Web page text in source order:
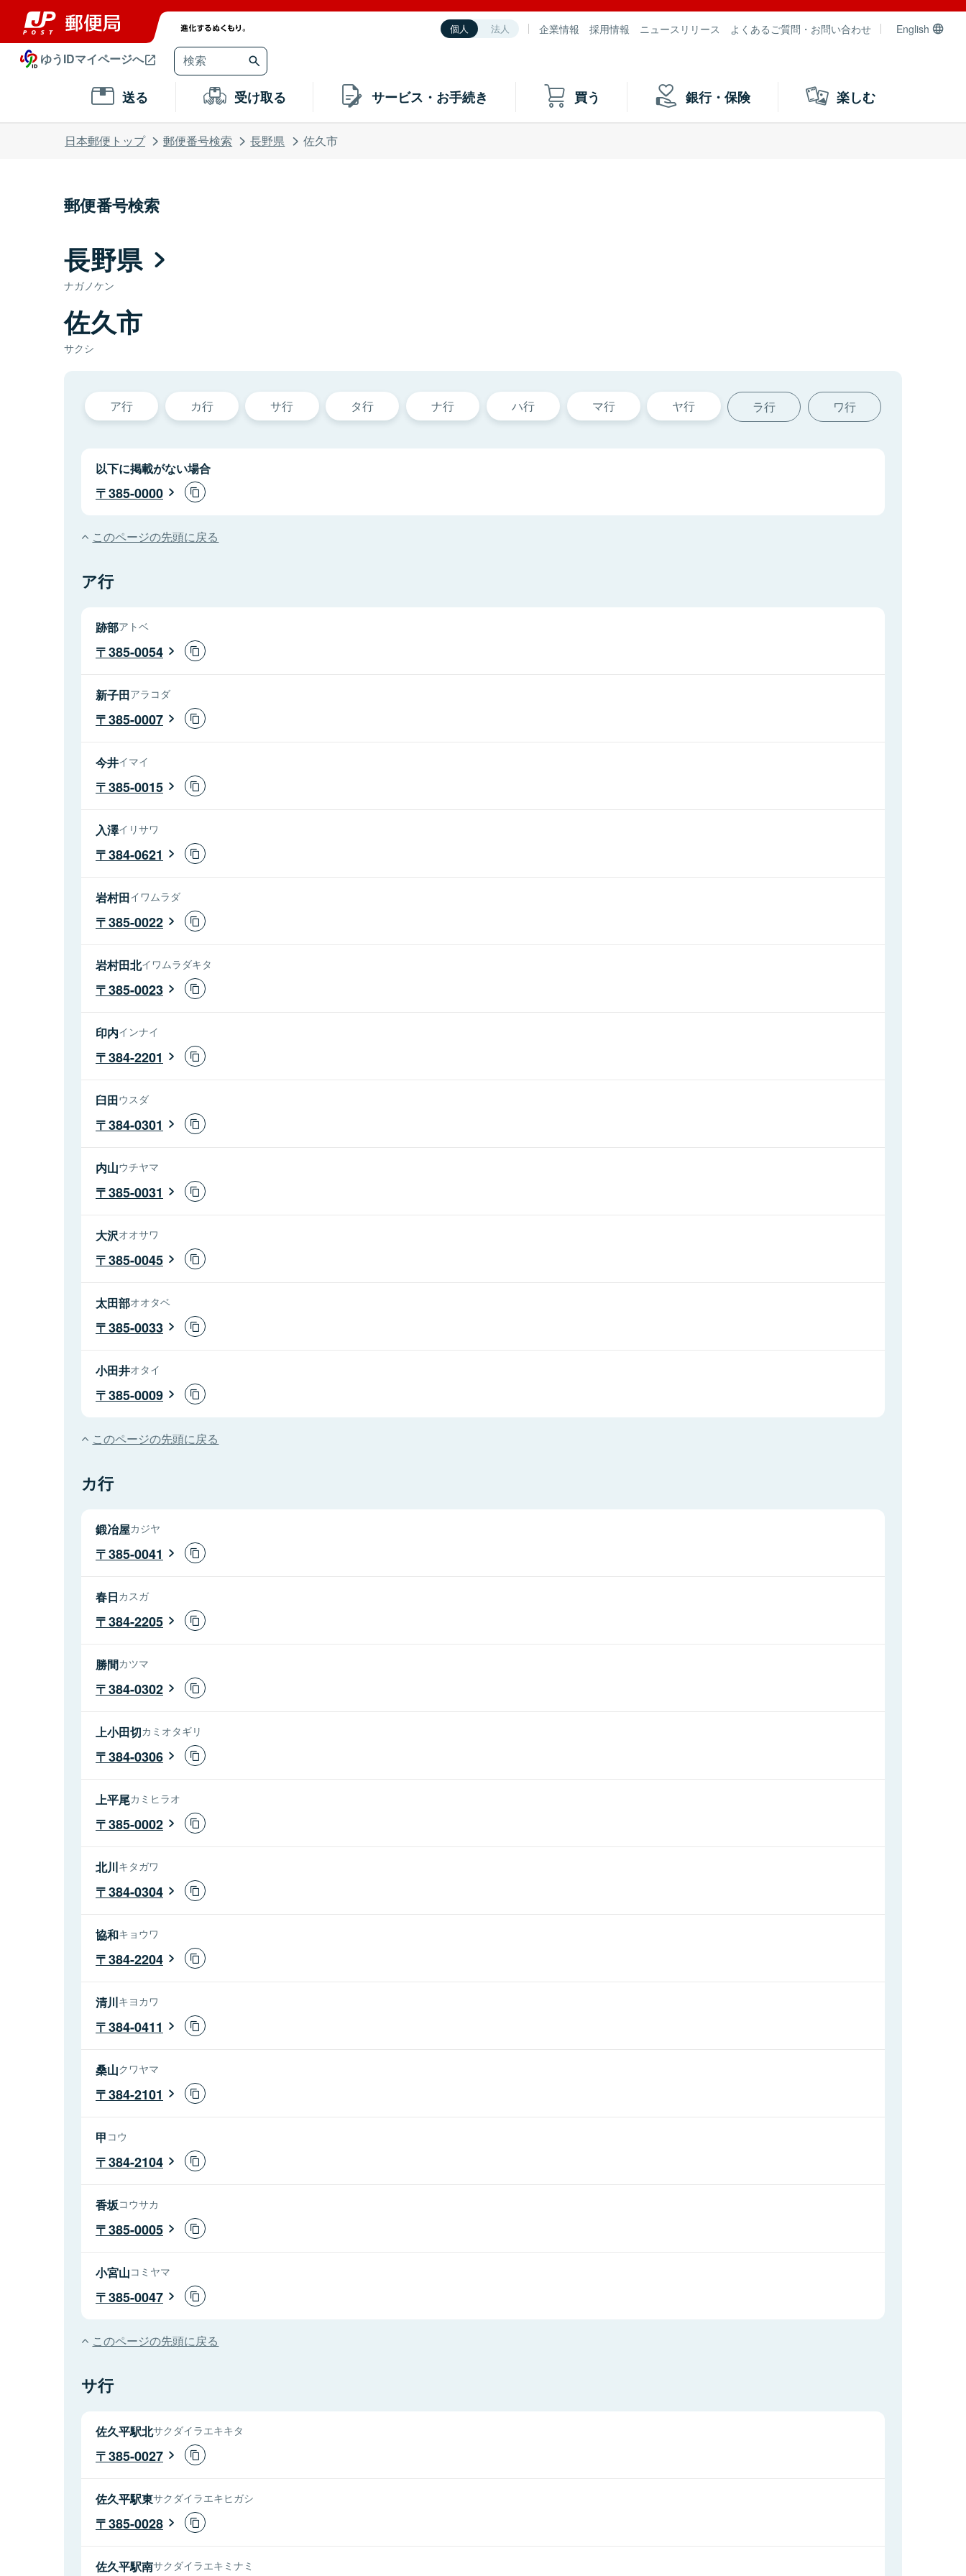
個人 法人 企業情報 採用情報 ニュースリリース よくあるご質問・お問い合わせ English
ゆうIDマイページへ
送る 受け取る サービス・お手続き 買う 銀行・保険 楽しむ
日本郵便トップ 郵便番号検索 長野県 佐久市
郵便番号検索
長野県
ナガノケン
佐久市
サクシ
ア行 カ行 サ行 タ行 ナ行 ハ行 マ行 ヤ行 ラ行 ワ行
以下に掲載がない場合
385-0000
このページの先頭に戻る
ア行
跡部アトベ
385-0054
新子田アラコダ
385-0007
今井イマイ
385-0015
入澤イリサワ
384-0621
岩村田イワムラダ
385-0022
岩村田北イワムラダキタ
385-0023
印内インナイ
384-2201
臼田ウスダ
384-0301
内山ウチヤマ
385-0031
大沢オオサワ
385-0045
太田部オオタベ
385-0033
小田井オタイ
385-0009
このページの先頭に戻る
カ行
鍛冶屋カジヤ
385-0041
春日カスガ
384-2205
勝間カツマ
384-0302
上小田切カミオタギリ
384-0306
上平尾カミヒラオ
385-0002
北川キタガワ
384-0304
協和キョウワ
384-2204
清川キヨカワ
384-0411
桑山クワヤマ
384-2101
甲 コウ
384-2104
香坂コウサカ
385-0005
小宮山コミヤマ
385-0047
このページの先頭に戻る
サ行
佐久平駅北サクダイラエキキタ
385-0027
佐久平駅東サクダイラエキヒガシ
385-0028
佐久平駅南サクダイラエキミナミ